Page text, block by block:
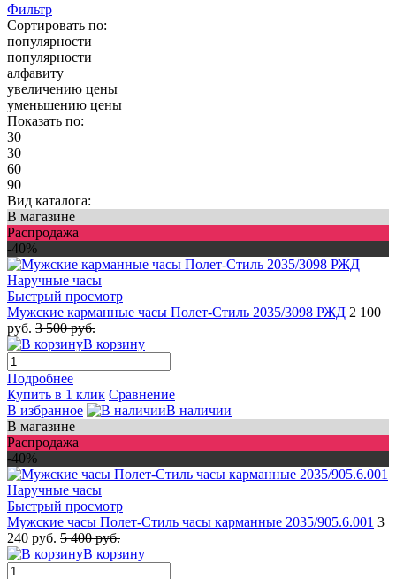
Фильтр
Сортировать по:
популярности
популярности
алфавиту
увеличению цены
уменьшению цены
Показать по:
30
30
60
90
Вид каталога:
В магазине
Распродажа
-40%
Быстрый просмотр
Мужские карманные часы Полет-Стиль 2035/3098 РЖД 2 100
руб. 3 500 руб.
В корзину
Подробнее
Купить в 1 клик Сравнение
В избранное
В наличии
В магазине
Распродажа
-40%
Быстрый просмотр
Мужские часы Полет-Стиль часы карманные 2035/905.6.001 3
240 руб. 5 400 руб.
В корзину